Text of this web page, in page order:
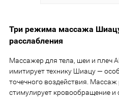
Три режима массажа
расслабления
Массажер для тела, шеи и плеч
имитирует технику Шиацу —
точечного воздействия.
стимулирует кровообращение и